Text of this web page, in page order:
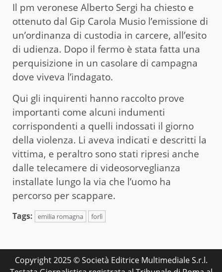
Il pm veronese Alberto Sergi ha chiesto e
ottenuto dal Gip Carola Musio l’emissione di
un’ordinanza di custodia in carcere, all’esito
di udienza. Dopo il fermo è stata fatta una
perquisizione in un casolare di campagna
dove viveva l’indagato.
Qui gli inquirenti hanno raccolto prove
importanti come alcuni indumenti
corrispondenti a quelli indossati il giorno
della violenza. Li aveva indicati e descritti la
vittima, e peraltro sono stati ripresi anche
dalle telecamere di videosorveglianza
installate lungo la via che l’uomo ha
percorso per scappare.
Tags: emilia romagna forlì
Copyright 2025 © Società Editrice Multimediale S.r.l.